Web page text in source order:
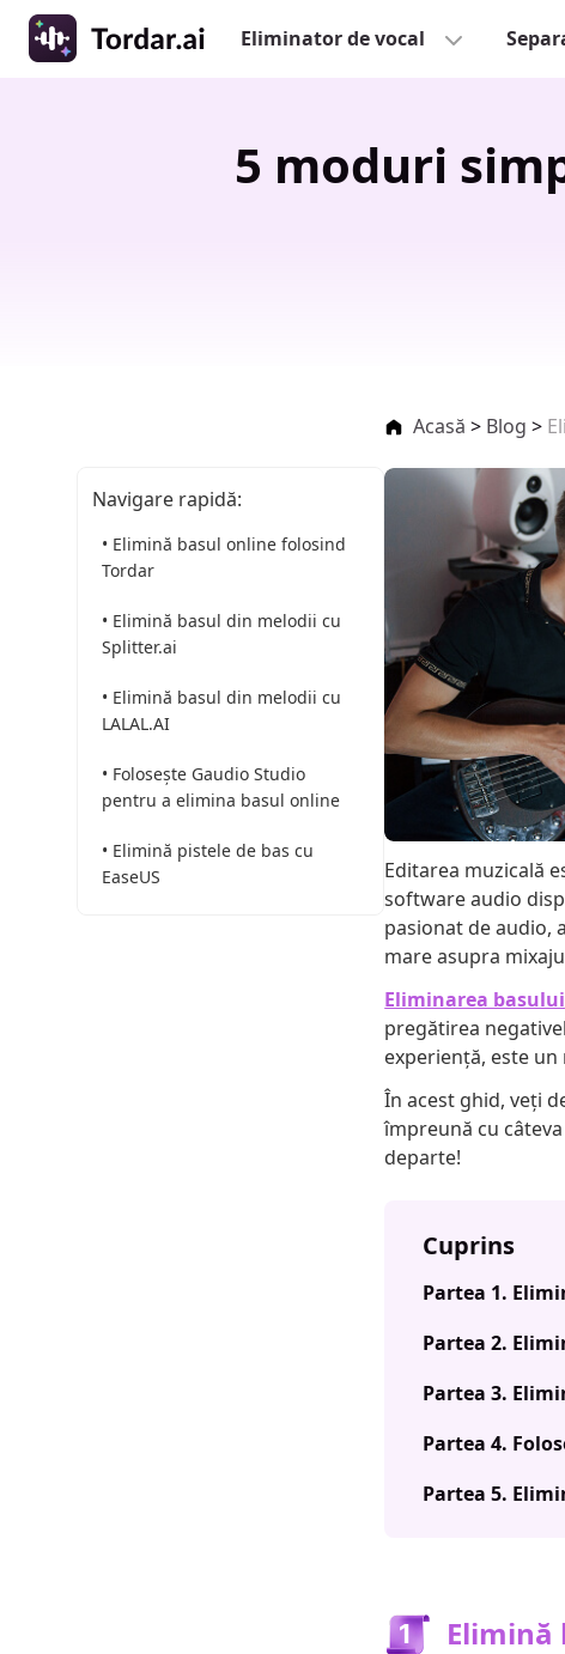
Eliminator de vocal
5 moduri
Navigare rapidă:
• Elimină basul online folosind
Tordar
• Elimină basul din melodii cu
Splitter.ai
• Elimină basul din melodii cu
LALAL.AI
• Folosește Gaudio Studio
pentru a elimina basul online
• Elimină pistele de bas cu
EaseUS
Acasă > Blog >
Editarea muzicală
software audio
pasionat de audio,
mare asupra
Eliminarea basului
pregătirea
experiență, este
În acest ghid, veți
împreună cu
departe!
Cuprins
Partea 1.
Partea 2.
Partea 3.
Partea 4.
Partea 5.
Elimină